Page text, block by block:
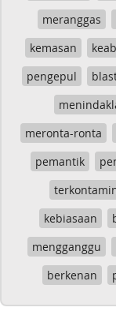
meranggas
kemasan
pengepul
meronta-ronta
pemantik
kebiasaan
mengganggu
berkenan